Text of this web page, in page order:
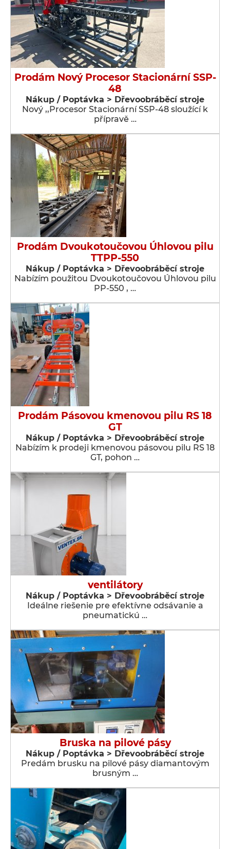
Prodám Nový Procesor Stacionární SSP-
48
Nákup / Poptávka > Dřevoobráběcí stroje
Nový ,,Procesor Stacionární SSP-48 sloužící k
přípravě …
Prodám Dvoukotoučovou Úhlovou pilu
TTPP-550
Nákup / Poptávka > Dřevoobráběcí stroje
Nabízím použitou Dvoukotoučovou Úhlovou pilu
PP-550 , …
Prodám Pásovou kmenovou pilu RS 18
GT
Nákup / Poptávka > Dřevoobráběcí stroje
Nabízím k prodeji kmenovou pásovou pilu RS 18
GT, pohon …
ventilátory
Nákup / Poptávka > Dřevoobráběcí stroje
Ideálne riešenie pre efektívne odsávanie a
pneumatickú …
Bruska na pilové pásy
Nákup / Poptávka > Dřevoobráběcí stroje
Predám brusku na pilové pásy diamantovým
brusným …